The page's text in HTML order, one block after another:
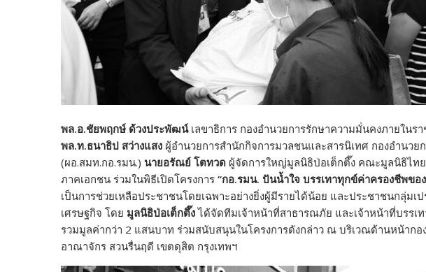
พล.อ.ชัยพฤกษ์ ด้วงประพัฒน์เลขาธิการ กองอำนวยการรักษาความมั่นคงภายใน
พล.ท.ธนาธิป สว่างแสง ผู้อำนวยการสำนักกิจการมวลชนและสารนิเทศ กองอำนว
(ผอ.สมท.กอ.รมน.) นายอรัณย์ โตทวด ผู้จัดการใหญ่มูลนิธิป่อเต็กตึ๊ง คณะมูลนิธิไท
ภาคเอกชน ร่วมในพิธีเปิดโครงการ “กอ.รมน. ปันน้ำใจ บรรเทาทุกข์ค่าครองชีพขอ
เป็นการช่วยเหลือประชาชนโดยเฉพาะอย่างยิ่งผู้มีรายได้น้อย และประชาชนกลุ่มเ
เศรษฐกิจ โดย มูลนิธิป่อเต็กตึ๊งได้จัดทีมเจ้าหน้าที่สาธารณภัย และเจ้าหน้าที่บรร
รวมมูลค่ากว่า 2 แสนบาท ร่วมสนับสนุนในโครงการดังกล่าว ณ บริเวณด้านหน้าก
อาณาจักร สวนรื่นฤดี เขตดุสิต กรุงเทพฯ